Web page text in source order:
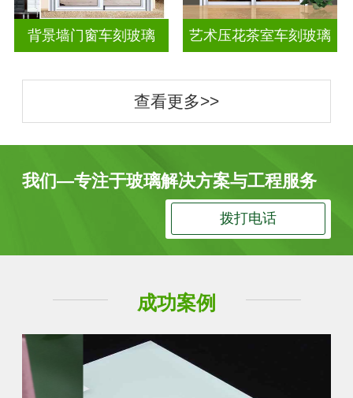
背景墙门窗车刻玻璃 艺术压花茶室车刻玻璃
查看更多>>
我们—专注于玻璃解决方案与工程服务
拨打电话
成功案例